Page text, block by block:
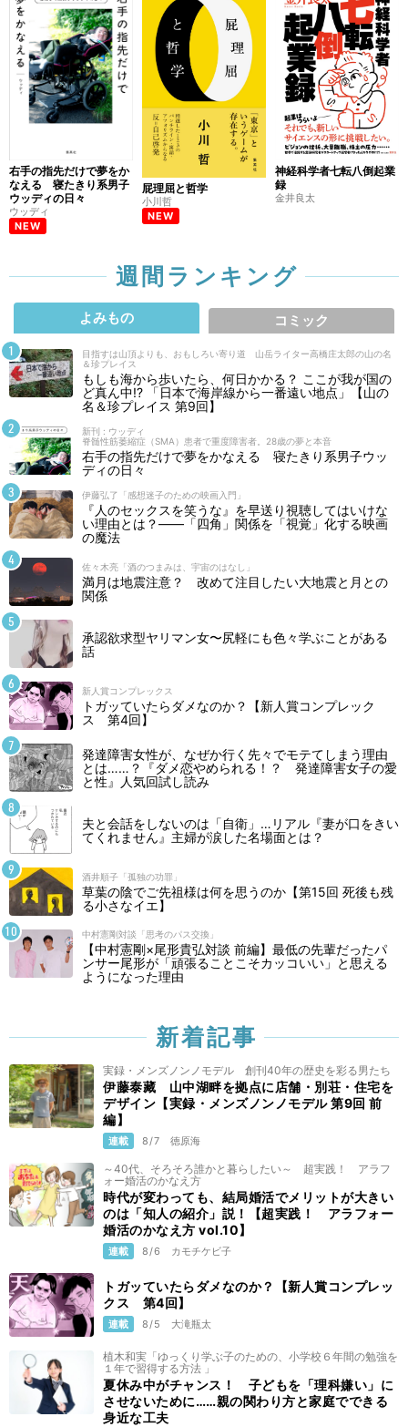
右手の指先だけで夢をか
なえる 寝たきり系男子
ウッディの日々
ウッディ
NEW
屁理屈と哲学
小川哲
NEW
神経科学者七転八倒起業
録
金井良太
週間ランキング
よみもの コミック
目指すは山頂よりも、おもしろい寄り道 山岳ライター高橋庄太郎の山の名
＆珍プレイス
もしも海から歩いたら、何日かかる？ ここが我が国の
ど真ん中!? 「日本で海岸線から一番遠い地点」【山の
名＆珍プレイス 第9回】
新刊 : ウッディ
脊髄性筋萎縮症（SMA）患者で重度障害者。28歳の夢と本音
右手の指先だけで夢をかなえる 寝たきり系男子ウッ
ディの日々
伊藤弘了「感想迷子のための映画入門」
『人のセックスを笑うな』を早送り視聴してはいけな
い理由とは？――「四角」関係を「視覚」化する映画
の魔法
佐々木亮「酒のつまみは、宇宙のはなし」
満月は地震注意？ 改めて注目したい大地震と月との
関係
承認欲求型ヤリマン女〜尻軽にも色々学ぶことがある
話
新人賞コンプレックス
トガッていたらダメなのか？【新人賞コンプレック
ス 第4回】
発達障害女性が、なぜか行く先々でモテてしまう理由
とは……？『ダメ恋やめられる！？ 発達障害女子の愛
と性』人気回試し読み
夫と会話をしないのは「自衛」…リアル『妻が口をきい
てくれません』主婦が涙した名場面とは？
酒井順子「孤独の功罪」
草葉の陰でご先祖様は何を思うのか【第15回 死後も残
る小さなイエ】
中村憲剛対談「思考のパス交換」
【中村憲剛×尾形貴弘対談 前編】最低の先輩だったパ
ンサー尾形が「頑張ることこそカッコいい」と思える
ようになった理由
新着記事
実録・メンズノンノモデル 創刊40年の歴史を彩る男たち
伊藤泰藏 山中湖畔を拠点に店舗・別荘・住宅を
デザイン【実録・メンズノンノモデル 第9回 前
編】
連載 8/7 徳原海
～40代、そろそろ誰かと暮らしたい～ 超実践！ アラフ
ォー婚活のかなえ方
時代が変わっても、結局婚活でメリットが大きい
のは「知人の紹介」説！【超実践！ アラフォー
婚活のかなえ方 vol.10】
連載 8/6 カモチケビ子
トガッていたらダメなのか？【新人賞コンプレッ
クス 第4回】
連載 8/5 大滝瓶太
植木和実「ゆっくり学ぶ子のための、小学校６年間の勉強を
１年で習得する方法 」
夏休み中がチャンス！ 子どもを「理科嫌い」に
させないために……親の関わり方と家庭でできる
身近な工夫